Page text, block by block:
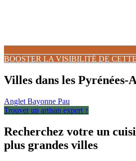
BOOSTER LA VISIBILITÉ DE
Villes dans les Pyrénées-
Anglet Bayonne Pau
Trouver un artisan expert ↑
Recherchez votre un
plus grandes villes